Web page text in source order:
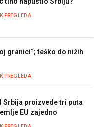
PREGLEDA
granici“; teško do nižih
PREGLEDA
Srbija proizvede tri puta
EU zajedno